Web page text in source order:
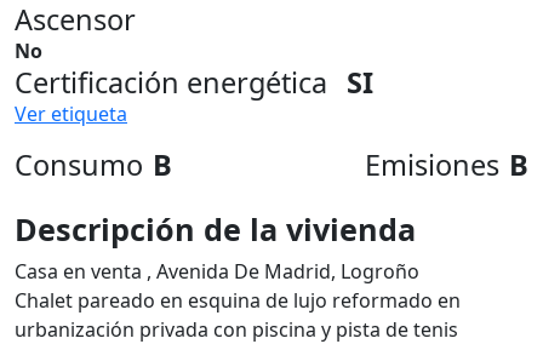
Ascensor
No
Certificación energética SI
Ver etiqueta
Consumo B Emisiones B
Descripción de la vivienda
Casa en venta , Avenida De Madrid, Logroño
Chalet pareado en esquina de lujo reformado en
urbanización privada con piscina y pista de tenis